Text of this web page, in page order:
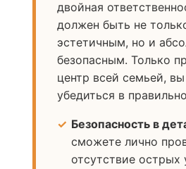
двойная
должен быть не
эстетичным, но и
безопасным. Только
центр всей семьей,
убедиться в
Безопасность в
сможете лично
отсутствие острых